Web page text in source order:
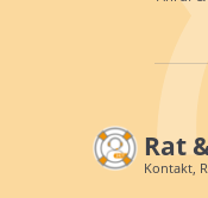
Rat
Kontakt,